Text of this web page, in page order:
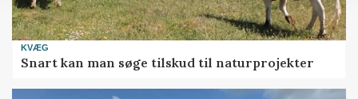
KVÆG
Snart kan man søge tilskud til naturprojekter